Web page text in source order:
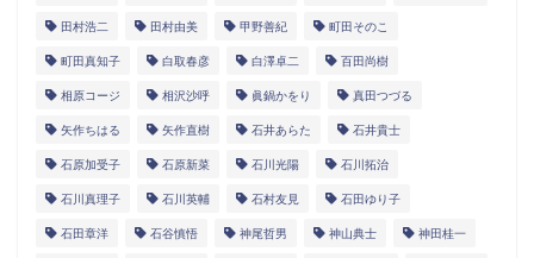
田村浩二 田村由美 甲野善紀 町田そのこ
町田真知子 白取春彦 白澤卓二 百田尚樹
相原コージ 相沢沙呼 眞鍋かをり 真田つづる
矢作ちはる 矢作直樹 石井あらた 石井貴士
石原加受子 石原新菜 石川光陽 石川拓治
石川真理子 石川英輔 石村友見 石田ゆり子
石田章洋 石谷慎悟 神尾哲男 神山典士 神田桂一